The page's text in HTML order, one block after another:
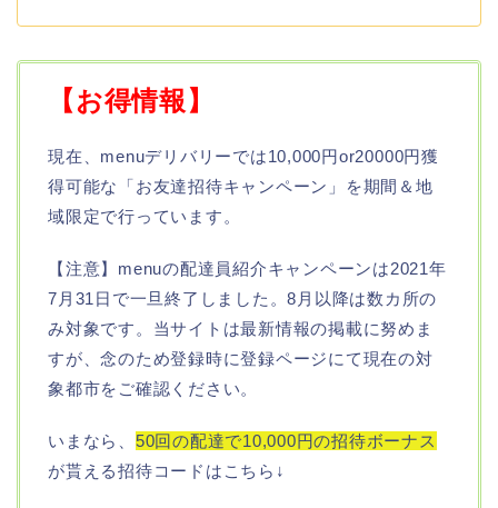
【お得情報】
現在、menuデリバリーでは10,000円or20000円獲
得可能な「お友達招待キャンペーン」を期間＆地
域限定で行っています。
【注意】menuの配達員紹介キャンペーンは2021年
7月31日で一旦終了しました。8月以降は数カ所の
み対象です。当サイトは最新情報の掲載に努めま
すが、念のため登録時に登録ページにて現在の対
象都市をご確認ください。
いまなら、 50回の配達で10,000円の招待ボーナス
が貰える招待コードはこちら↓